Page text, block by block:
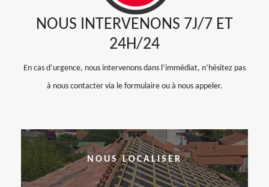
NOUS INTERVENONS 7J/7 ET
24H/24
En cas d’urgence, nous intervenons dans l’immédiat, n’hésitez pas
à nous contacter via le formulaire ou à nous appeler.
NOUS LOCALISER